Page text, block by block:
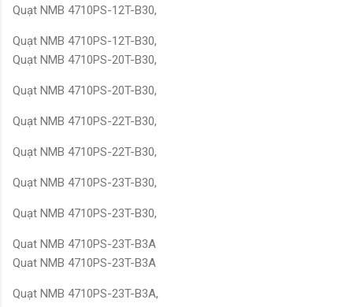
Quạt NMB 4710PS-12T-B30,
Quạt NMB 4710PS-12T-B30,
Quạt NMB 4710PS-20T-B30,
Quạt NMB 4710PS-20T-B30,
Quạt NMB 4710PS-22T-B30,
Quạt NMB 4710PS-22T-B30,
Quạt NMB 4710PS-23T-B30,
Quạt NMB 4710PS-23T-B30,
Quat NMB 4710PS-23T-B3A
Quat NMB 4710PS-23T-B3A
Quạt NMB 4710PS-23T-B3A,